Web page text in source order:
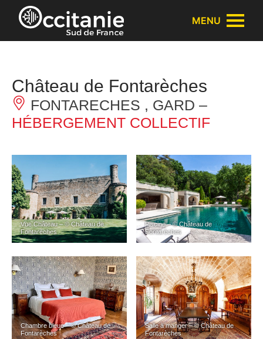
Panneau de gestion des cookies
MENU
Château de Fontarèches
FONTARECHES , GARD –
HÉBERGEMENT COLLECTIF
Vue Château – © Château de
Fontarèches
Piscine – © Château de
Fontarèches
Chambre bleue – © Château de
Fontarèches
Salle à manger – © Château de
Fontarèches